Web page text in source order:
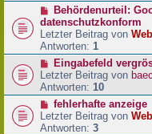
Behördenurteil:
datenschutzkonform
Letzter Beitrag von
Antworten: 1
Eingabefeld
Letzter Beitrag von
Antworten: 10
fehlerhafte anzeige
Letzter Beitrag von
Antworten: 3